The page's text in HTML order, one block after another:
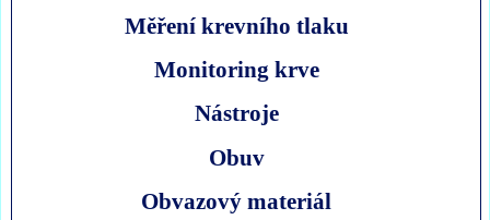
Měření krevního tlaku
Monitoring krve
Nástroje
Obuv
Obvazový materiál